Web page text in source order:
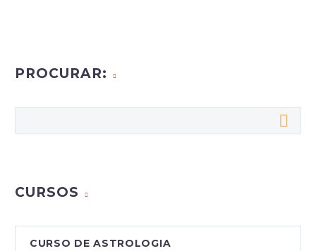
PROCURAR:
CURSOS
CURSO DE ASTROLOGIA